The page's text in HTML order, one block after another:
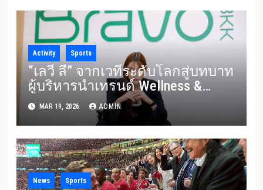
Activity Sports
“เลวี่ ลี” จากเวทีระดับโลกสู่บทบาท
ผู้บริหารนำเทรนด์ Wellness &
Healthy Lifestyle สร้าง
ประสบการณ์ลูกค้าที่แตกต่างเหนือ
ระดับกับภารกิจปั้น Bravo BKK สู่
Sport & Lifestyle Destination
MAR 19, 2026 ADMIN
News Sports